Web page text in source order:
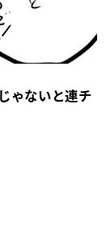
ゃないと連チ